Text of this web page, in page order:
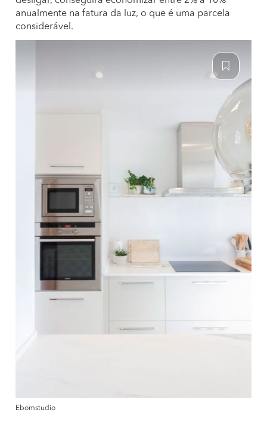
anualmente na fatura da luz, o que é uma parcela
considerável.
Ebomstudio